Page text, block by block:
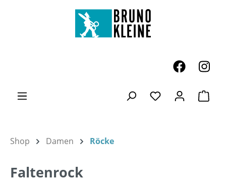
Zum Hauptinhalt springen
Du hast 0
Shop Damen Röcke
Faltenrock